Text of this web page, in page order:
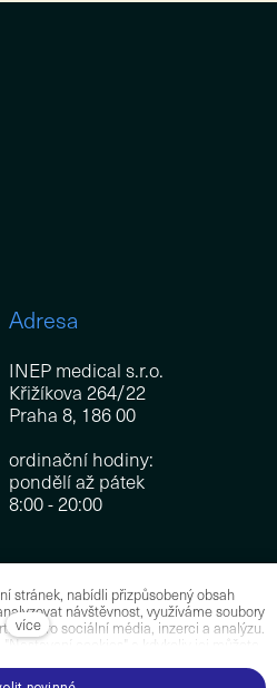
Adresa
INEP medical s.r.o.
Křižíkova 264/22
Praha 8, 186 00
ordinační hodiny:
pondělí až pátek
8:00 - 20:00
stránek, nabídli přizpůsobený obsah
návštěvnost, využíváme soubory
pro sociální média, inzerci a analýzu.
cookies" a kdykoliv jej můžete
souborů cookies.
více